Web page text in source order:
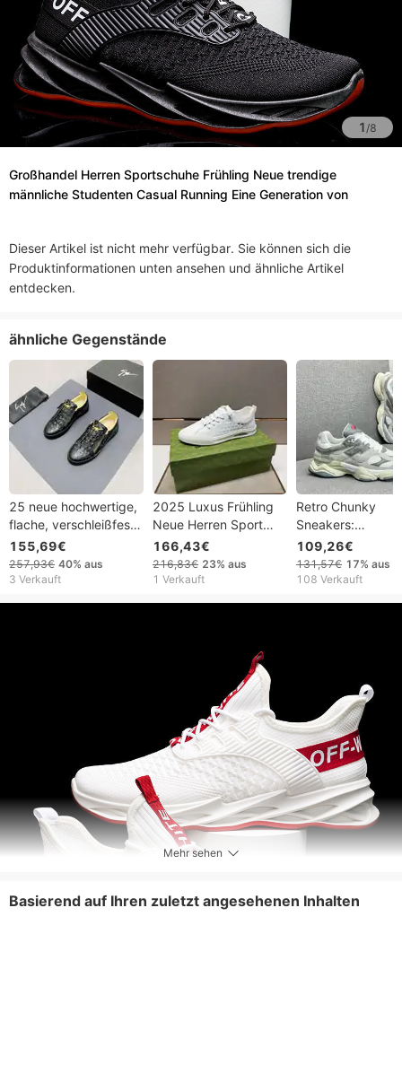
1/8
Großhandel Herren Sportschuhe Frühling Neue trendige
männliche Studenten Casual Running Eine Generation von
Dieser Artikel ist nicht mehr verfügbar. Sie können sich die
Produktinformationen unten ansehen und ähnliche Artikel
entdecken.
ähnliche Gegenstände
25 neue hochwertige,
flache, verschleißfeste
GZ-Schnürschuhe für
Herren, lässige Sport-
Sneaker mit
155,69€
257,93€ 40% aus
3 Verkauft
2025 Luxus Frühling
Neue Herren Sport
Trendy Vielseitig
Atmungsaktiv Casual
Weiß Schuhe
166,43€
216,83€ 23% aus
1 Verkauft
Retro Chunky
Sneakers:
Multitexturiertes
Design mit
Silhouette für die
109,26€
131,57€ 17% aus
108 Verkauft
Mehr sehen
Basierend auf Ihren zuletzt angesehenen Inhalten